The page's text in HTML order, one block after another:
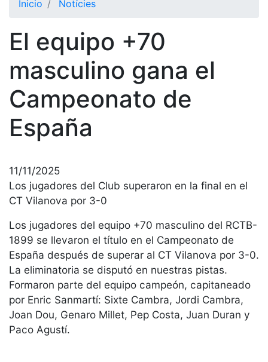
Historia
historia
Presidentes
Organización
directiva
Comisiones
y comités
ejecutiva
Fundación
Servicios
Instalaciones
Preguntas
Frecuentes
(FAQs)
Inicio Notícies
El equipo +70
masculino gana el
Campeonato de
España
11/11/2025
Los jugadores del Club superaron en la final en el
CT Vilanova por 3-0
Los jugadores del equipo +70 masculino del RCTB-
1899 se llevaron el título en el Campeonato de
España después de superar al CT Vilanova por 3-0.
La eliminatoria se disputó en nuestras pistas.
Formaron parte del equipo campeón, capitaneado
por Enric Sanmartí: Sixte Cambra, Jordi Cambra,
Joan Dou, Genaro Millet, Pep Costa, Juan Duran y
Paco Agustí.